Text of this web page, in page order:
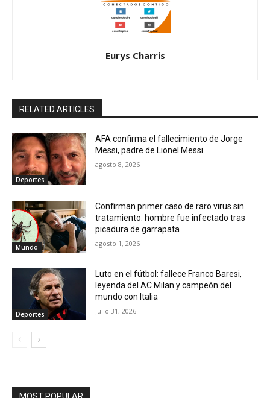
Eurys Charris
RELATED ARTICLES
Deportes
AFA confirma el fallecimiento de Jorge
Messi, padre de Lionel Messi
agosto 8, 2026
Mundo
Confirman primer caso de raro virus sin
tratamiento: hombre fue infectado tras
picadura de garrapata
agosto 1, 2026
Deportes
Luto en el fútbol: fallece Franco Baresi,
leyenda del AC Milan y campeón del
mundo con Italia
julio 31, 2026